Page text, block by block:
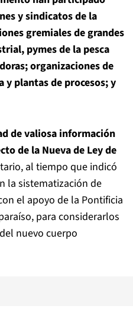
y sindicatos de la
gremiales de grandes
pymes de la pesca
organizaciones de
plantas de procesos; y
de valiosa información
de la Nueva de Ley de
al tiempo que indicó
la sistematización de
el apoyo de la Pontificia
para considerarlos
nuevo cuerpo